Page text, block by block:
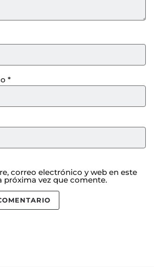
*
correo electrónico y web en este
próxima vez que comente.